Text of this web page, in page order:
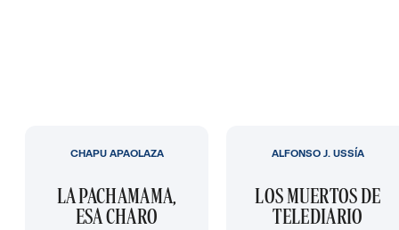
LA PACHAMAMA,
ESA CHARO
CHAPU APAOLAZA
LOS MUERTOS DE
TELEDIARIO
ALFONSO J. USSÍA